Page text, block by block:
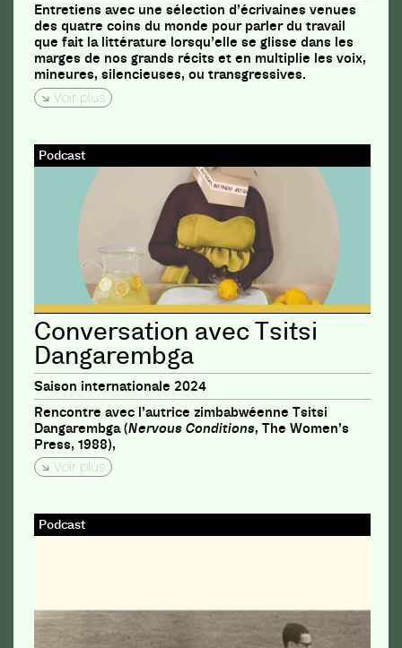
Entretiens avec une sélection d’écrivaines venues
des quatre coins du monde pour parler du travail
que fait la littérature lorsqu’elle se glisse dans les
marges de nos grands récits et en multiplie les voix,
mineures, silencieuses, ou transgressives.
Voir plus
Podcast
Conversation avec Tsitsi
Dangarembga
Saison internationale 2024
Rencontre avec l’autrice zimbabwéenne Tsitsi
Dangarembga (Nervous Conditions, The Women’s
Press, 1988),
Voir plus
Podcast